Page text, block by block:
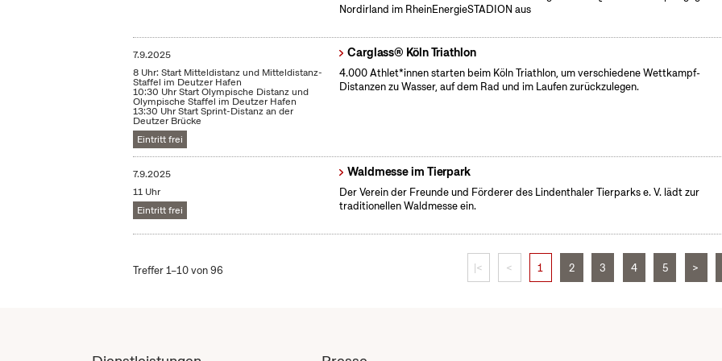
Nordirland im RheinEnergieSTADION aus
7.9.2025
8 Uhr: Start Mitteldistanz und Mitteldistanz-
Staffel im Deutzer Hafen
10:30 Uhr Start Olympische Distanz und
Olympische Staffel im Deutzer Hafen
13:30 Uhr Start Sprint-Distanz an der
Deutzer Brücke
Eintritt frei
Carglass® Köln Triathlon
4.000 Athlet*innen starten beim Köln Triathlon, um verschiedene Wettkampf-
Distanzen zu Wasser, auf dem Rad und im Laufen zurückzulegen.
7.9.2025
11 Uhr
Eintritt frei
Waldmesse im Tierpark
Der Verein der Freunde und Förderer des Lindenthaler Tierparks e. V. lädt zur
traditionellen Waldmesse ein.
Treffer 1–10 von 96 |< < 1 2 3 4 5 >